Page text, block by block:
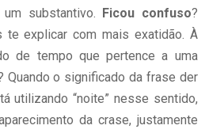
substantivo. Ficou confuso?
te explicar com mais exatidão. À
de tempo que pertence a uma
Quando o significado da frase der
utilizando “noite” nesse sentido,
da crase, justamente